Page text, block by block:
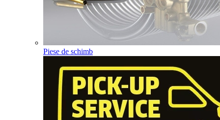
Piese de schimb